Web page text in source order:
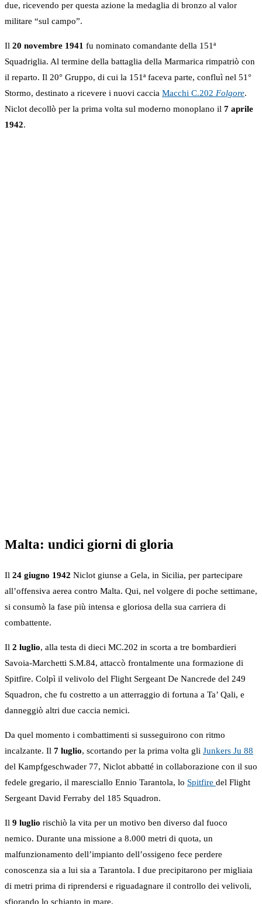
due, ricevendo per questa azione la medaglia di bronzo al valor
militare “sul campo”.
Il 20 novembre 1941 fu nominato comandante della 151ª
Squadriglia. Al termine della battaglia della Marmarica rimpatriò con
il reparto. Il 20° Gruppo, di cui la 151ª faceva parte, confluì nel 51°
Stormo, destinato a ricevere i nuovi caccia Macchi C.202 Folgore.
Niclot decollò per la prima volta sul moderno monoplano il 7 aprile
1942.
Malta: undici giorni di gloria
Il 24 giugno 1942 Niclot giunse a Gela, in Sicilia, per partecipare
all’offensiva aerea contro Malta. Qui, nel volgere di poche settimane,
si consumò la fase più intensa e gloriosa della sua carriera di
combattente.
Il 2 luglio, alla testa di dieci MC.202 in scorta a tre bombardieri
Savoia-Marchetti S.M.84, attaccò frontalmente una formazione di
Spitfire. Colpì il velivolo del Flight Sergeant De Nancrede del 249
Squadron, che fu costretto a un atterraggio di fortuna a Ta’ Qali, e
danneggiò altri due caccia nemici.
Da quel momento i combattimenti si susseguirono con ritmo
incalzante. Il 7 luglio, scortando per la prima volta gli Junkers Ju 88
del Kampfgeschwader 77, Niclot abbatté in collaborazione con il suo
fedele gregario, il maresciallo Ennio Tarantola, lo Spitfire del Flight
Sergeant David Ferraby del 185 Squadron.
Il 9 luglio rischiò la vita per un motivo ben diverso dal fuoco
nemico. Durante una missione a 8.000 metri di quota, un
malfunzionamento dell’impianto dell’ossigeno fece perdere
conoscenza sia a lui sia a Tarantola. I due precipitarono per migliaia
di metri prima di riprendersi e riguadagnare il controllo dei velivoli,
sfiorando lo schianto in mare.